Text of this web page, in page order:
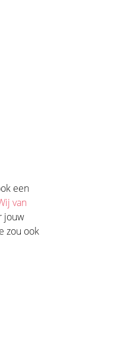
een
van
jouw
zou ook